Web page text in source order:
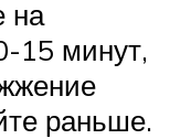
на
15 минут,
раньше.